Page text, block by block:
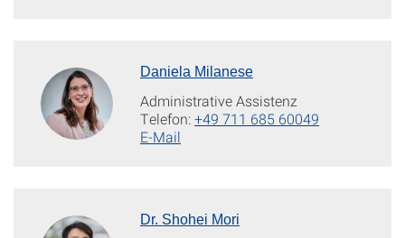
Daniela Milanese
Administrative Assistenz
Telefon:+49 711 685 60049
E-Mail
Dr. Shohei Mori